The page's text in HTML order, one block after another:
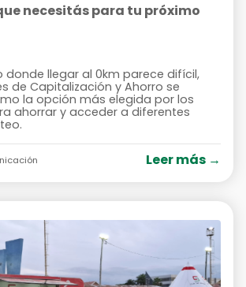
necesitás para tu próximo
donde llegar al 0km parece difícil,
de Capitalización y Ahorro se
la opción más elegida por los
ahorrar y acceder a diferentes
Leer más →